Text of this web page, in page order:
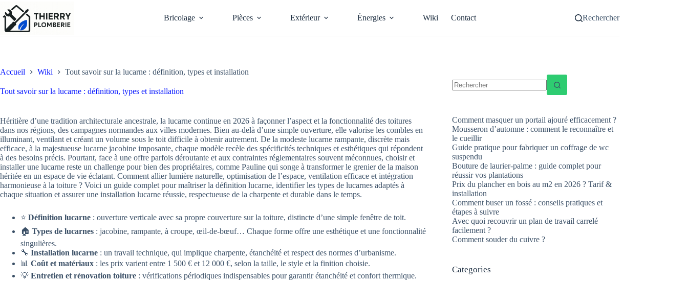
Passer
au
contenu
Bricolage Pièces Extérieur Énergies Wiki Contact Rechercher
Accueil Wiki Tout savoir sur la lucarne : définition, types et installation
Tout savoir sur la lucarne : définition, types et installation
Héritière d’une tradition architecturale ancestrale, la lucarne continue en 2026 à façonner l’aspect et la fonctionnalité des toitures
dans nos régions, des campagnes normandes aux villes modernes. Bien au-delà d’une simple ouverture, elle valorise les combles en
illuminant, ventilant et créant un volume sous le toit difficile à obtenir autrement. De la modeste lucarne rampante, discrète mais
efficace, à la majestueuse lucarne jacobine imposante, chaque modèle recèle des spécificités techniques et esthétiques qui répondent
à des besoins précis. Pourtant, face à une offre parfois déroutante et aux contraintes réglementaires souvent méconnues, choisir et
installer une lucarne reste un challenge pour bien des propriétaires, comme Pauline qui songe à transformer le grenier de la maison
héritée en un espace de vie éclatant. Comment allier lumière naturelle, optimisation de l’espace, ventilation efficace et intégration
harmonieuse à la toiture ? Voici un guide complet pour maîtriser la définition lucarne, identifier les types de lucarnes adaptés à
chaque situation et assurer une installation lucarne réussie, respectueuse de la charpente et durable dans le temps.
⭐ Définition lucarne : ouverture verticale avec sa propre couverture sur la toiture, distincte d’une simple fenêtre de toit.
🏠 Types de lucarnes : jacobine, rampante, à croupe, œil-de-bœuf… Chaque forme offre une esthétique et une fonctionnalité
singulières.
🔧 Installation lucarne : un travail technique, qui implique charpente, étanchéité et respect des normes d’urbanisme.
📊 Coût et matériaux : les prix varient entre 1 500 € et 12 000 €, selon la taille, le style et la finition choisie.
💡 Entretien et rénovation toiture : vérifications périodiques indispensables pour garantir étanchéité et confort thermique.
Comment masquer un portail ajouré efficacement ?
Mousseron d’automne : comment le reconnaître et
le cueillir
Guide pratique pour fabriquer un coffrage de wc
suspendu
Bouture de laurier-palme : guide complet pour
réussir vos plantations
Prix du plancher en bois au m2 en 2026 ? Tarif &
installation
Comment buser un fossé : conseils pratiques et
étapes à suivre
Avec quoi recouvrir un plan de travail carrelé
facilement ?
Comment souder du cuivre ?
Categories